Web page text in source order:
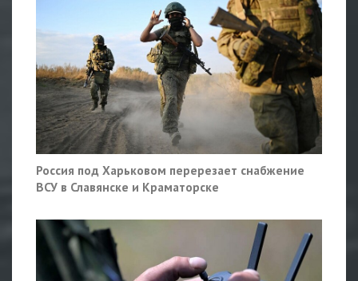
Россия под Харьковом перерезает снабжение
ВСУ в Славянске и Краматорске